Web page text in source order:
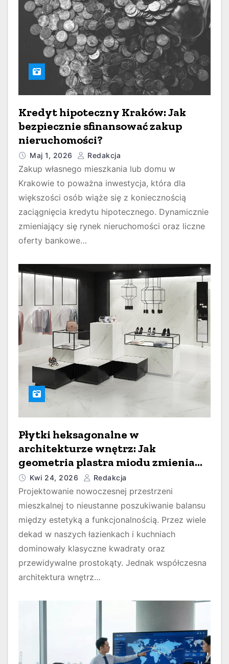
Kredyt hipoteczny Kraków: Jak
bezpiecznie sfinansować zakup
nieruchomości?
Maj 1, 2026 Redakcja
Zakup własnego mieszkania lub domu w
Krakowie to poważna inwestycja, która dla
większości osób wiąże się z koniecznością
zaciągnięcia kredytu hipotecznego. Dynamicznie
zmieniający się rynek nieruchomości oraz liczne
oferty bankowe…
Płytki heksagonalne w
architekturze wnętrz: Jak
geometria plastra miodu zmienia
nasze domy?
Kwi 24, 2026 Redakcja
Projektowanie nowoczesnej przestrzeni
mieszkalnej to nieustanne poszukiwanie balansu
między estetyką a funkcjonalnością. Przez wiele
dekad w naszych łazienkach i kuchniach
dominowały klasyczne kwadraty oraz
przewidywalne prostokąty. Jednak współczesna
architektura wnętrz…